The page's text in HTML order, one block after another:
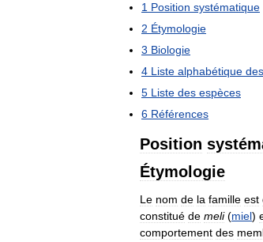
1 Position systématique
2 Étymologie
3 Biologie
4 Liste alphabétique des
5 Liste des espèces
6 Références
Position
Étymologie
Le nom de la famille est
constitué de meli(miel)
comportement des